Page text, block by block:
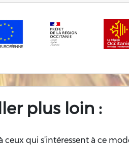
plus loin :
qui s’intéressent à ce